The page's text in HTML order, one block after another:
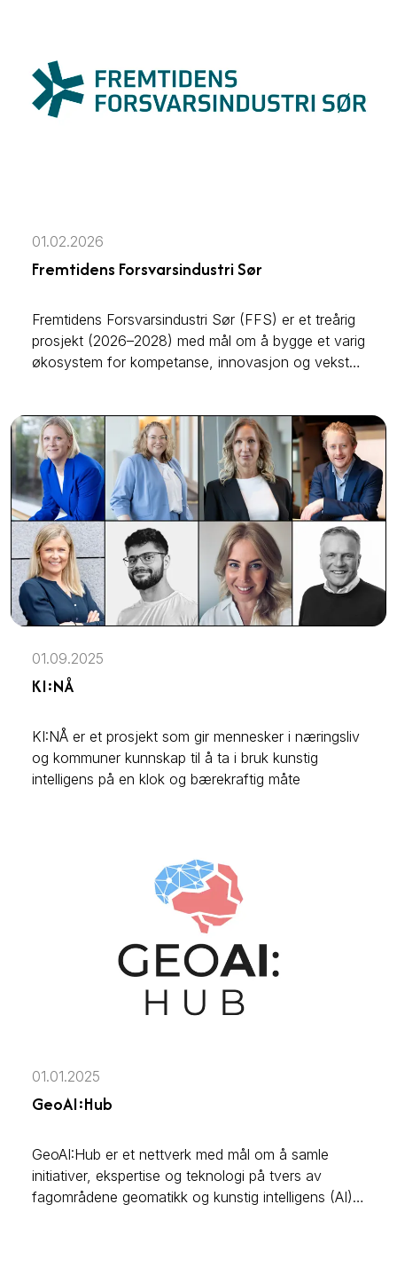
01.02.2026
Fremtidens Forsvarsindustri Sør
Fremtidens Forsvarsindustri Sør (FFS) er et treårig
prosjekt (2026–2028) med mål om å bygge et varig
økosystem for kompetanse, innovasjon og vekst
01.09.2025
KI:NÅ
KI:NÅ er et prosjekt som gir mennesker i næringsliv
og kommuner kunnskap til å ta i bruk kunstig
intelligens på en klok og bærekraftig måte
01.01.2025
GeoAI:Hub
GeoAI:Hub er et nettverk med mål om å samle
initiativer, ekspertise og teknologi på tvers av
fagområdene geomatikk og kunstig intelligens (AI),